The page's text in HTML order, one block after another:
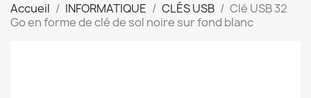
Accueil INFORMATIQUE CLÉS USB
Clé USB 32
Go en forme de clé de sol noire sur fond blanc